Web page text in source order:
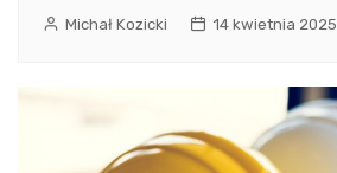
Michał Kozicki 14 kwietnia 2025